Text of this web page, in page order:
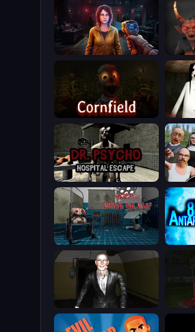
Survival Zone Zombie Outbreak
Cornfield
Schoolboy Escape: Runaway
Dr. Psycho: Hospital Escape
Hospital: Survive the Night
Jeff the Killer: Horrendous Smile
Case: Smile 2